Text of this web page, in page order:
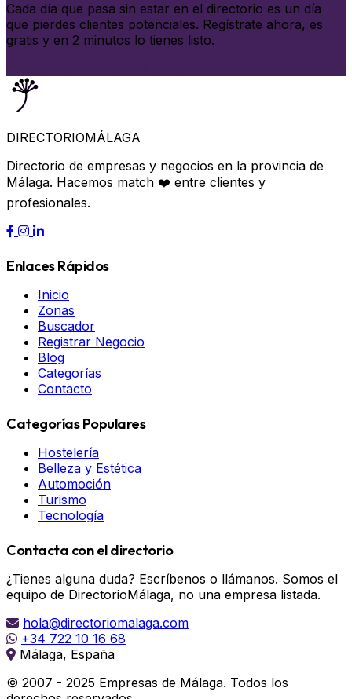
Cada día que pasa sin estar en el directorio es un día
que pierdes clientes potenciales. Regístrate ahora, es
gratis y en 2 minutos lo tienes listo.
DIRECTORIOMÁLAGA
Directorio de empresas y negocios en la provincia de
Málaga. Hacemos match ❤️ entre clientes y
profesionales.
Enlaces Rápidos
Inicio
Zonas
Buscador
Registrar Negocio
Blog
Categorías
Contacto
Categorías Populares
Hostelería
Belleza y Estética
Automoción
Turismo
Tecnología
Contacta con el directorio
¿Tienes alguna duda? Escríbenos o llámanos. Somos el
equipo de DirectorioMálaga, no una empresa listada.
hola@directoriomalaga.com
+34 722 10 16 68
Málaga, España
© 2007 - 2025 Empresas de Málaga. Todos los